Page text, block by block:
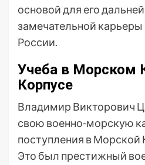
основой для его
замечательной
России.
Учеба в Морском
Корпусе
Владимир Викторович
свою военно-морскую
поступления в Морской
Это был престижный